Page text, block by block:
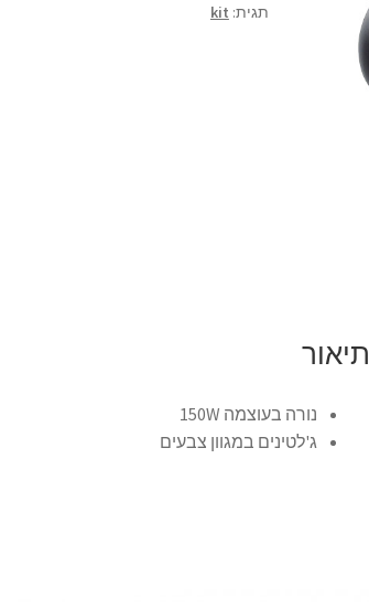
תגית: kit
תיאור
נורה בעוצמה 150W
ג'לטינים במגוון צבעים